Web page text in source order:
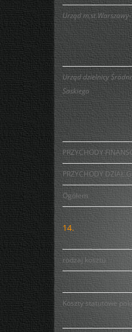
Urząd
Urząd dzielnicy
Saskiego
PRZYCHODY
PRZYCHODY
Ogółem
14.
rodzaj kosztu
Koszty statutowe